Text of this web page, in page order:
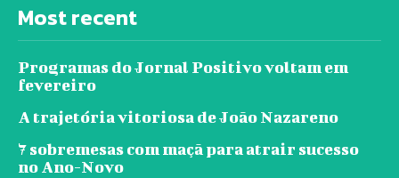
Most recent
Programas do Jornal Positivo voltam em
fevereiro
A trajetória vitoriosa de João Nazareno
7 sobremesas com maçã para atrair sucesso
no Ano-Novo